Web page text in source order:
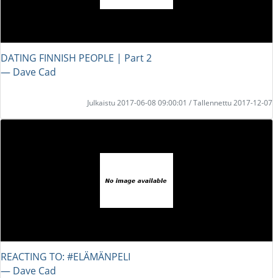
DATING FINNISH PEOPLE | Part 2
― Dave Cad
Julkaistu 2017-06-08 09:00:01 / Tallennettu 2017-12-07
REACTING TO: #ELÄMÄNPELI
― Dave Cad